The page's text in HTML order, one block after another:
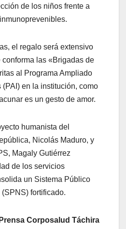
de los niños frente a
el regalo será extensivo
las «Brigadas de
al Programa Ampliado
en la institución, como
es un gesto de amor.
humanista del
Nicolás Maduro, y
Magaly Gutiérrez
de los servicios
un Sistema Público
fortificado.
Prensa Corposalud Táchira